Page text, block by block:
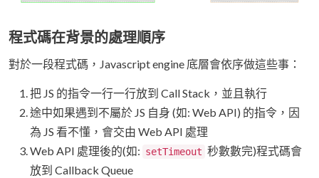
程式碼在背景的處理順序
對於一段程式碼，Javascript engine 底層會依序做這些事：
把 JS 的指令一行一行放到 Call Stack，並且執行
途中如果遇到不屬於 JS 自身 (如: Web API) 的指令，因
為 JS 看不懂，會交由 Web API 處理
Web API 處理後的(如: setTimeout 秒數數完)程式碼會
放到 Callback Queue